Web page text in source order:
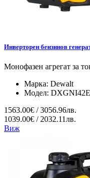
Инверторен бензинов
Монофазен агрегат за
Марка: Dewalt
Модел: DXGNI42E
1563.00€ / 3056.96лв.
1039.00€ / 2032.11лв.
Виж